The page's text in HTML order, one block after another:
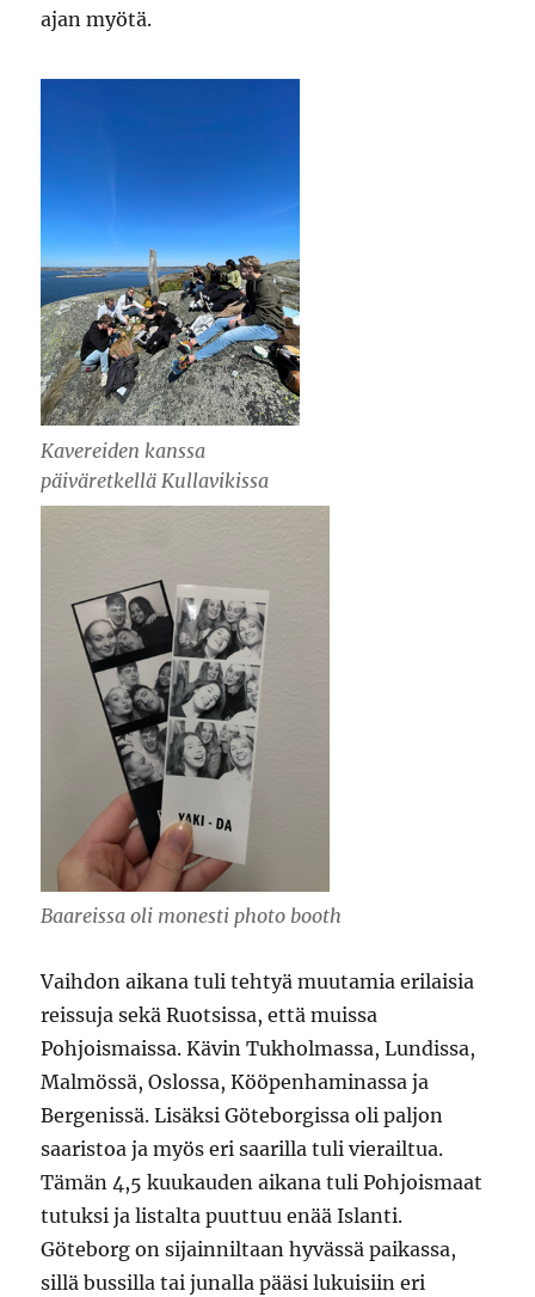
ajan myötä.
Kavereiden kanssa
päiväretkellä Kullavikissa
Baareissa oli monesti photo booth
Vaihdon aikana tuli tehtyä muutamia erilaisia
reissuja sekä Ruotsissa, että muissa
Pohjoismaissa. Kävin Tukholmassa, Lundissa,
Malmössä, Oslossa, Kööpenhaminassa ja
Bergenissä. Lisäksi Göteborgissa oli paljon
saaristoa ja myös eri saarilla tuli vierailtua.
Tämän 4,5 kuukauden aikana tuli Pohjoismaat
tutuksi ja listalta puuttuu enää Islanti.
Göteborg on sijainniltaan hyvässä paikassa,
sillä bussilla tai junalla pääsi lukuisiin eri